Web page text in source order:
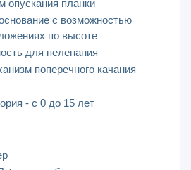
планки
с возможностью
по высоте
для пеленания
поперечного качания
- с 0 до 15 лет